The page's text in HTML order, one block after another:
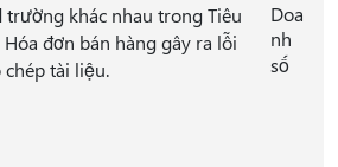
trường khác nhau trong Tiêu
đơn bán hàng gây ra lỗi
chép tài liệu.
Doa
nh
số